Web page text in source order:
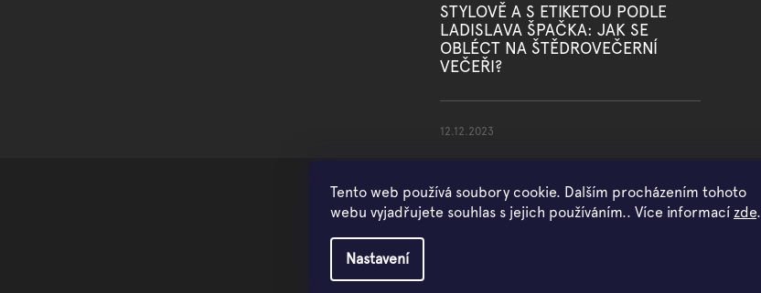
Tento web používá soubory cookie. Dalším procházením tohoto
webu vyjadřujete souhlas s jejich používáním.. Více informací zde.
Nastavení
STYLOVĚ A S ETIKETOU PODLE
LADISLAVA ŠPAČKA: JAK SE
OBLÉCT NA ŠTĚDROVEČERNÍ
VEČEŘI?
12.12.2023
Copyright 2026WOWMINI. Všechna práva vyhrazena.